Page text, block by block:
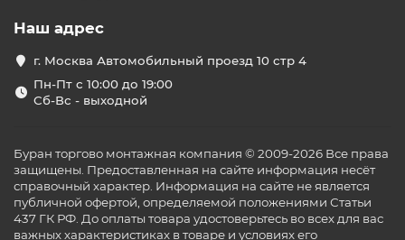
Наш адрес
г. Москва Автомобильный проезд 10 стр 4
Пн-Пт с 10:00 до 19:00
Сб-Вс - выходной
Буран торгово монтажная компания © 2009-2026 Все права
защищены. Предоставленная на сайте информация несёт
справочный характер. Информация на сайте не является
публичной офертой, определяемой положениями Статьи
437 ГК РФ. До оплаты товара удостоверьтесь во всех для вас
важных характеристиках в товаре и условиях его